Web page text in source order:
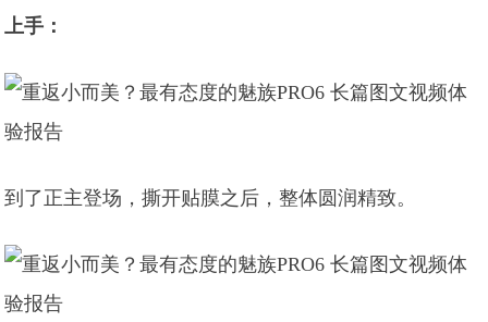
上手：
到了正主登场，撕开贴膜之后，整体圆润精致。